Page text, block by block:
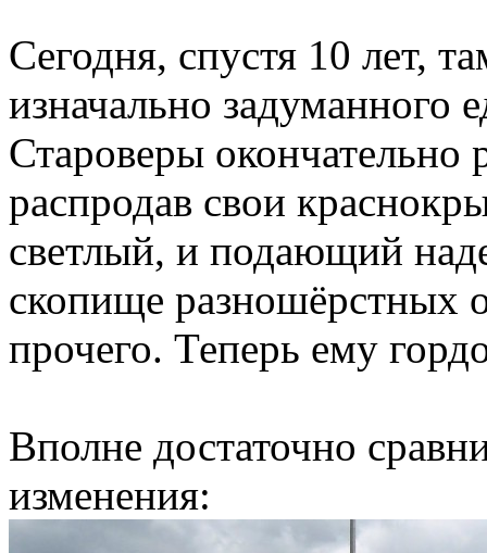
Сегодня, спустя 10 лет,
изначально задуманного
Староверы окончательно
распродав свои
светлый, и подающий
скопище разношёрстных
прочего. Теперь ему
Вполне достаточно
изменения: